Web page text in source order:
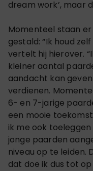
dream work’, maar
Momenteel staan
gestald: “Ik houd
vertelt hij hierover.
kleiner aantal
aandacht kan
verdienen.
6- en 7-jarige
een mooie
ik me ook
jonge paarden
niveau op te leiden.
dat doe ik dus tot